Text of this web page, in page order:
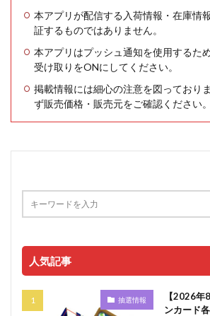
本アプリが配信する入荷情報・在庫情
証するものではありません。
本アプリはプッシュ通知を使用するた
受け取りをONにしてください。
掲載情報には細心の注意を図っており
ず販売価格・販売元をご確認ください。
人気記事
抽選情報
【2026年
ンカード